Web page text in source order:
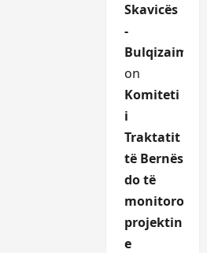
Skavicës
-
on
Komiteti
i
Traktatit
të Bernës
do të
monitoroje
projektin
e